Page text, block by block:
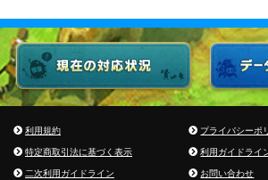
利用規約
プライバシーポ
特定商取引法に基づく表示
利用ガイドライ
二次利用ガイドライン
お問い合わせ